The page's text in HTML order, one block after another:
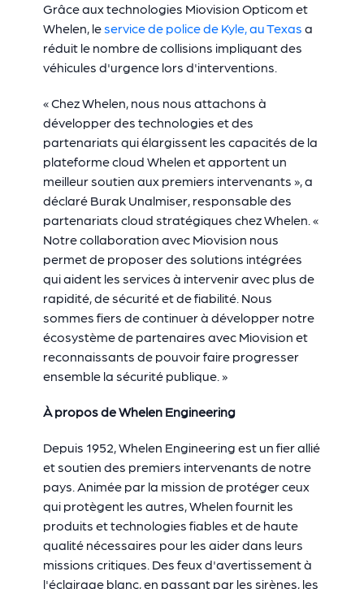
Grâce aux technologies Miovision Opticom et
Whelen, leservice de police de Kyle, au Texas a
réduit le nombre de collisions impliquant des
véhicules d'urgence lors d'interventions.
« Chez Whelen, nous nous attachons à
développer des technologies et des
partenariats qui élargissent les capacités de la
plateforme cloud Whelen et apportent un
meilleur soutien aux premiers intervenants », a
déclaré Burak Unalmiser, responsable des
partenariats cloud stratégiques chez Whelen. «
Notre collaboration avec Miovision nous
permet de proposer des solutions intégrées
qui aident les services à intervenir avec plus de
rapidité, de sécurité et de fiabilité. Nous
sommes fiers de continuer à développer notre
écosystème de partenaires avec Miovision et
reconnaissants de pouvoir faire progresser
ensemble la sécurité publique. »
À propos de Whelen Engineering
Depuis 1952, Whelen Engineering est un fier allié
et soutien des premiers intervenants de notre
pays. Animée par la mission de protéger ceux
qui protègent les autres, Whelen fournit les
produits et technologies fiables et de haute
qualité nécessaires pour les aider dans leurs
missions critiques. Des feux d'avertissement à
l'éclairage blanc, en passant par les sirènes, les